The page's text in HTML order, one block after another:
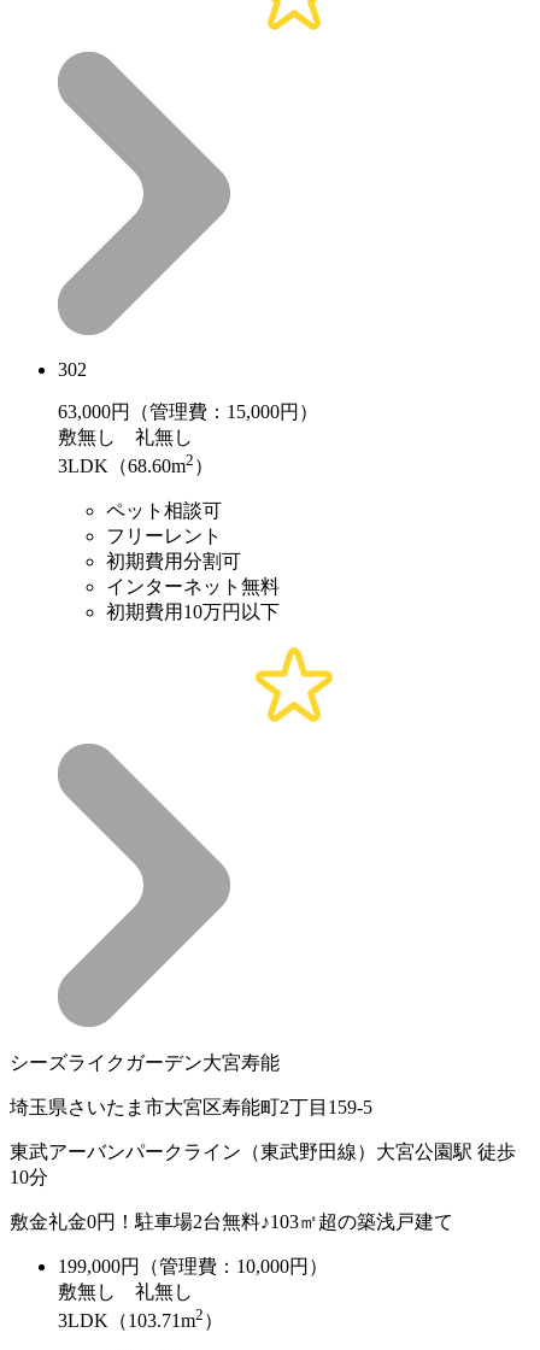
302
63,000円（管理費：15,000円）
敷無し 礼無し
3LDK（68.60m2 ）
ペット相談可
フリーレント
初期費用分割可
インターネット無料
初期費用10万円以下
シーズライクガーデン大宮寿能
埼玉県さいたま市大宮区寿能町2丁目159-5
東武アーバンパークライン（東武野田線）大宮公園駅 徒歩
10分
敷金礼金0円！駐車場2台無料♪103㎡超の築浅戸建て
199,000円（管理費：10,000円）
敷無し 礼無し
3LDK（103.71m2 ）